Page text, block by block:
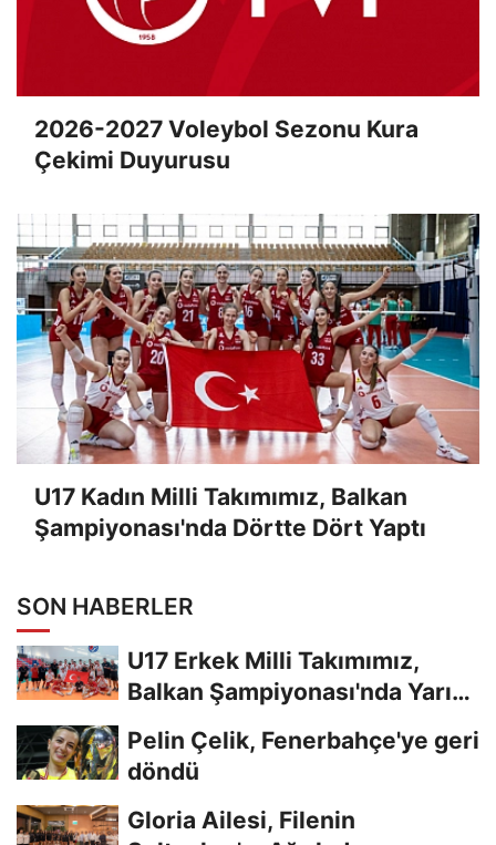
2026-2027 Voleybol Sezonu Kura
Çekimi Duyurusu
U17 Kadın Milli Takımımız, Balkan
Şampiyonası'nda Dörtte Dört Yaptı
SON HABERLER
U17 Erkek Milli Takımımız,
Balkan Şampiyonası'nda Yarı
Pelin Çelik, Fenerbahçe'ye geri
döndü
Gloria Ailesi, Filenin